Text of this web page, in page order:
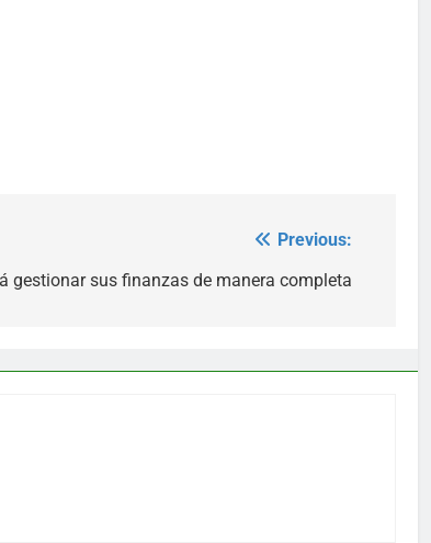
Previous:
gestionar sus finanzas de manera completa